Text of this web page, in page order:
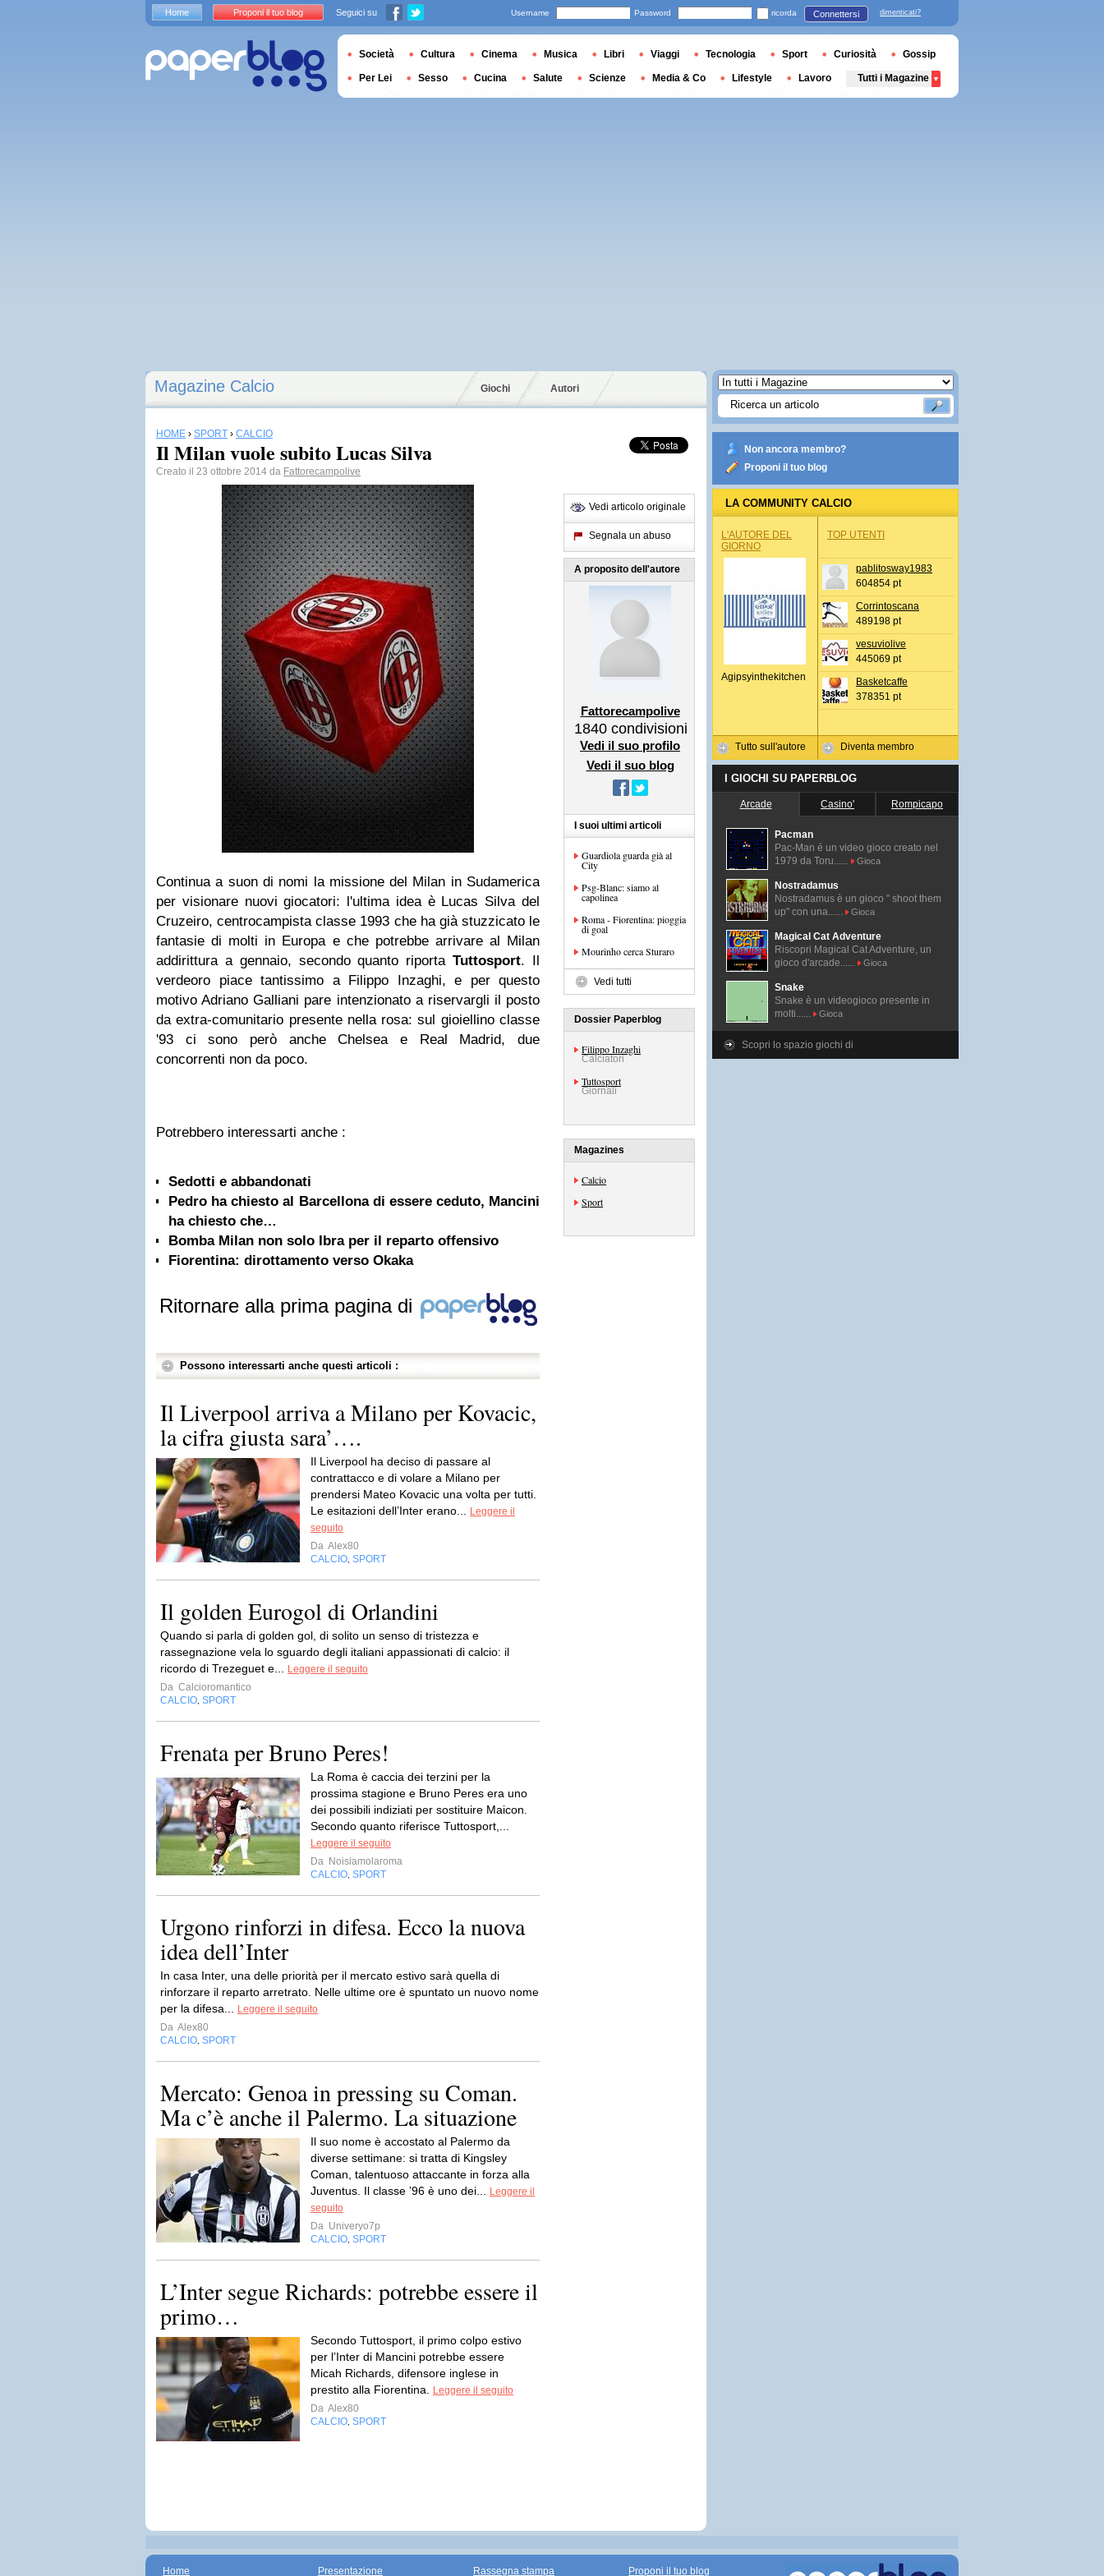
Magazine Calcio Giochi Autori
HOME › SPORT › CALCIO
Il Milan vuole subito Lucas Silva
Creato il 23 ottobre 2014 da Fattorecampolive
Continua a suon di nomi la missione del Milan in Sudamerica
per visionare nuovi giocatori: l'ultima idea è Lucas Silva del
Cruzeiro, centrocampista classe 1993 che ha già stuzzicato le
fantasie di molti in Europa e che potrebbe arrivare al Milan
addirittura a gennaio, secondo quanto riportaTuttosport. Il
verdeoro piace tantissimo a Filippo Inzaghi, e per questo
motivo Adriano Galliani pare intenzionato a riservargli il posto
da extra-comunitario presente nella rosa: sul gioiellino classe
'93 ci sono però anche Chelsea e Real Madrid, due
concorrenti non da poco.
Potrebbero interessarti anche :
Sedotti e abbandonati
Pedro ha chiesto al Barcellona di essere ceduto, Mancini
ha chiesto che…
Bomba Milan non solo Ibra per il reparto offensivo
Fiorentina: dirottamento verso Okaka
Ritornare alla prima pagina di
Possono interessarti anche questi articoli :
Il Liverpool arriva a Milano per Kovacic,
la cifra giusta sara’….
Il Liverpool ha deciso di passare al
contrattacco e di volare a Milano per
prendersi Mateo Kovacic una volta per tutti.
Le esitazioni dell’Inter erano...
Leggere il
seguito
Da Alex80
CALCIO SPORT
Il golden Eurogol di Orlandini
Quando si parla di golden gol, di solito un senso di tristezza e
rassegnazione vela lo sguardo degli italiani appassionati di calcio: il
ricordo di Trezeguet e...
Leggere il seguito
Da Calcioromantico
CALCIO SPORT
Frenata per Bruno Peres!
La Roma è caccia dei terzini per la
prossima stagione e Bruno Peres era uno
dei possibili indiziati per sostituire Maicon.
Secondo quanto riferisce Tuttosport,...
Leggere il seguito
Da Noisiamolaroma
CALCIO SPORT
Urgono rinforzi in difesa. Ecco la nuova
idea dell’Inter
In casa Inter, una delle priorità per il mercato estivo sarà quella di
rinforzare il reparto arretrato. Nelle ultime ore è spuntato un nuovo nome
per la difesa...
Leggere il seguito
Da Alex80
CALCIO SPORT
Mercato: Genoa in pressing su Coman.
Ma c’è anche il Palermo. La situazione
Il suo nome è accostato al Palermo da
diverse settimane: si tratta di Kingsley
Coman, talentuoso attaccante in forza alla
Juventus. Il classe ’96 è uno dei...
Leggere il
seguito
Da Univeryo7p
CALCIO SPORT
L’Inter segue Richards: potrebbe essere il
primo…
Secondo Tuttosport, il primo colpo estivo
per l’Inter di Mancini potrebbe essere
Micah Richards, difensore inglese in
prestito alla Fiorentina.
Leggere il seguito
Da Alex80
CALCIO SPORT
Vedi articolo originale
Segnala un abuso
A proposito dell'autore
Fattorecampolive
1840 condivisioni
Vedi il suo profilo
Vedi il suo blog
I suoi ultimi articoli
Guardiola guarda già al
City
Psg-Blanc: siamo al
capolinea
Roma - Fiorentina: pioggia
di goal
Mourinho cerca Sturaro
Vedi tutti
Dossier Paperblog
Filippo Inzaghi
Calciatori
Tuttosport
Giornali
Magazines
Calcio
Sport
Non ancora membro?
Proponi il tuo blog
LA COMMUNITY CALCIO
L'AUTORE DEL
GIORNO
Agipsyinthekitchen
Tutto sull'autore
TOP UTENTI
pablitosway1983
604854 pt
Corrintoscana
489198 pt
vesuviolive
445069 pt
Basketcaffe
378351 pt
Diventa membro
I GIOCHI SU PAPERBLOG
Arcade Casino' Rompicapo
Pacman
Pac-Man é un video gioco creato nel
1979 da Toru......
Gioca
Nostradamus
Nostradamus è un gioco " shoot them
up" con una......
Gioca
Magical Cat Adventure
Riscopri Magical Cat Adventure, un
gioco d'arcade......
Gioca
Snake
Snake è un videogioco presente in
molti......
Gioca
Scopri lo spazio giochi di
Home Proponi il tuo blog Seguici su Username Password ricorda Connettersi dimenticati?
Società Cultura Cinema Musica Libri Viaggi Tecnologia Sport Curiosità Gossip
Per Lei Sesso Cucina Salute Scienze Media & Co Lifestyle Lavoro Tutti i Magazine
Home Presentazione Rassegna stampa Proponi il tuo blog